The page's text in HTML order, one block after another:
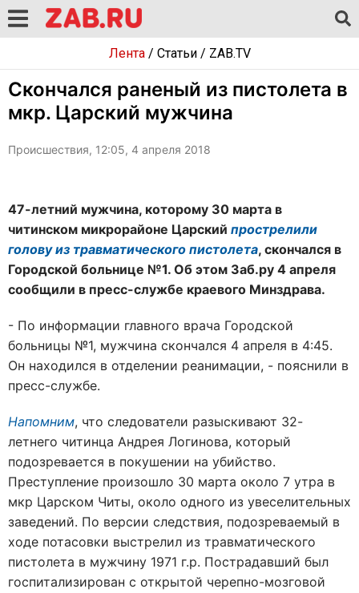
Лента/ Статьи/ ZAB.TV
Скончался раненый из пистолета в
мкр. Царский мужчина
Происшествия, 12:05, 4 апреля 2018
47-летний мужчина, которому 30 марта в
читинском микрорайоне Царский прострелили
голову из травматического пистолета, скончался в
Городской больнице №1. Об этом Заб.ру 4 апреля
сообщили в пресс-службе краевого Минздрава.
- По информации главного врача Городской
больницы №1, мужчина скончался 4 апреля в 4:45.
Он находился в отделении реанимации, - пояснили в
пресс-службе.
Напомним, что следователи разыскивают 32-
летнего читинца Андрея Логинова, который
подозревается в покушении на убийство.
Преступление произошло 30 марта около 7 утра в
мкр Царском Читы, около одного из увеселительных
заведений. По версии следствия, подозреваемый в
ходе потасовки выстрелил из травматического
пистолета в мужчину 1971 г.р. Пострадавший был
госпитализирован с открытой черепно-мозговой